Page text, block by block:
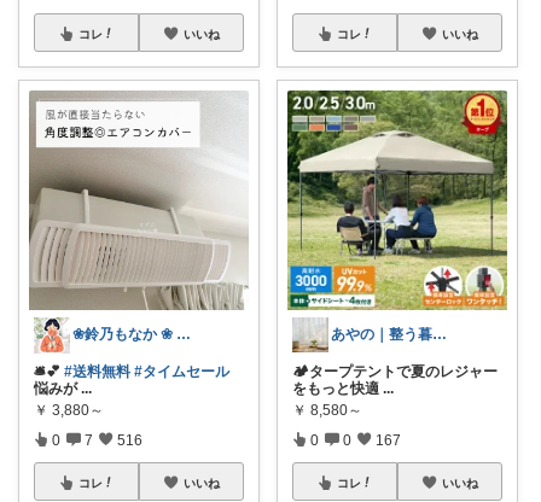
コレ いいね
❀鈴乃もなか ❀ 穏やかさを大切に
🛎️💕 #送料無料 #タイムセール
悩みが ...
￥ 3,880～
0 7 516
コレ いいね
コレ いいね
あやの｜整う暮らしROOM
🏕️タープテントで夏のレジャー
をもっと快適 ...
￥ 8,580～
0 0 167
コレ いいね